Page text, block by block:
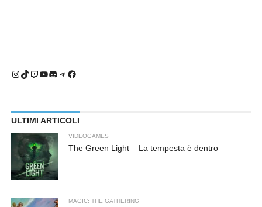
Instagram
TikTok
Twitch
YouTube
Discord
Telegram
Facebook
ULTIMI ARTICOLI
VIDEOGAMES
The Green Light – La tempesta è dentro
MAGIC: THE GATHERING